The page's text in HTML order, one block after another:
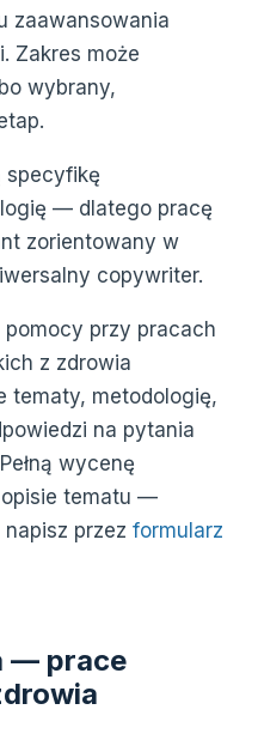
zaawansowania
Zakres może
wybrany,
specyfikę
— dlatego pracę
zorientowany w
copywriter.
pomocy przy pracach
z zdrowia
tematy, metodologię,
na pytania
wycenę
tematu —
napisz przez formularz
— prace